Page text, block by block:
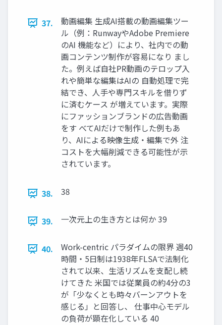
37.
動画編集 生成AI搭載の動画編集ツー
ル（例：RunwayやAdobe Premiere
のAI 機能など）により、社内での動
画コンテンツ制作が容易になり まし
た。例えば自社PR動画のテロップ入
れや簡単な編集はAIの 自動処理で完
結でき、人手や専門スキルを借りず
に済むケース が増えています。実際
にファッションブランドの広告動画
をす べてAIだけで制作した例もあ
り、AIによる映像生成・編集で外 注
コストを大幅削減できる可能性が示
されています。
38. 38
39. 一次元上の生き方とは何か 39
40.
Work-centric パラダイムの限界 週40
時間・5日制は1938年FLSAで法制化
されて以来、生活リズムを支配し続
けてきた 米国では従業員の約4分の3
が「少なくとも時々バーンアウトを
感じる」と回答し、 仕事中心モデル
の負荷が顕在化している 40